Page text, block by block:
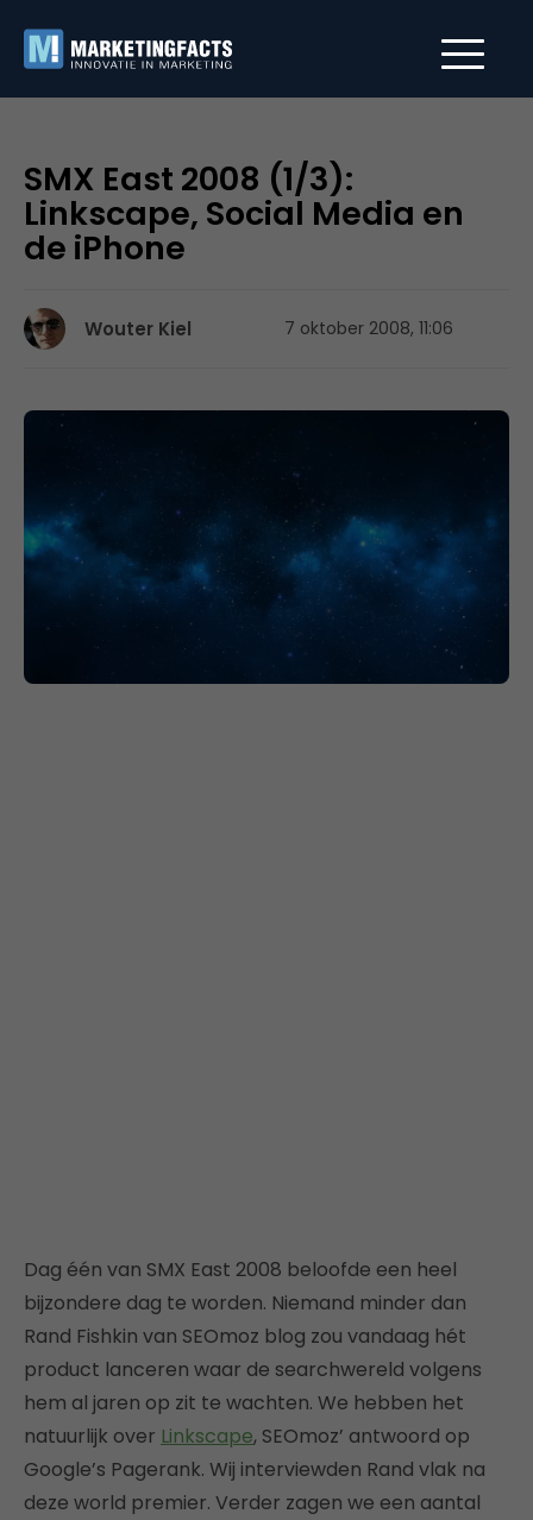
SMX East 2008 (1/3):
Linkscape, Social Media en
de iPhone
Wouter Kiel 7 oktober 2008, 11:06
Dag één van SMX East 2008 beloofde een heel
bijzondere dag te worden. Niemand minder dan
Rand Fishkin van SEOmoz blog zou vandaag hét
product lanceren waar de searchwereld volgens
hem al jaren op zit te wachten. We hebben het
natuurlijk over Linkscape, SEOmoz’ antwoord op
Google’s Pagerank. Wij interviewden Rand vlak na
deze world premier. Verder zagen we een aantal